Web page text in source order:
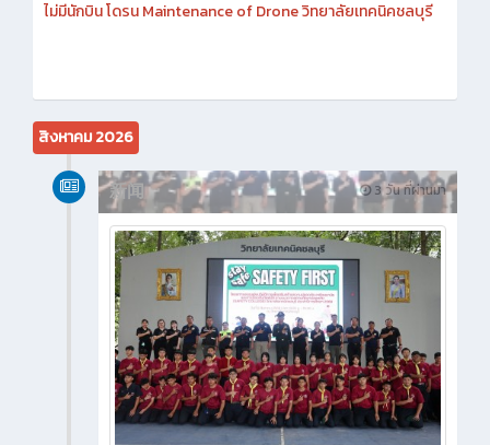
ประกาศประกวดราคาซื้อครุภัณฑ์โครงการจัดตั้งศูนย์ฝึกอบรมการซ่อมบ
สิงหาคม 2026
3 วัน ที่ผ่านมา
新闻